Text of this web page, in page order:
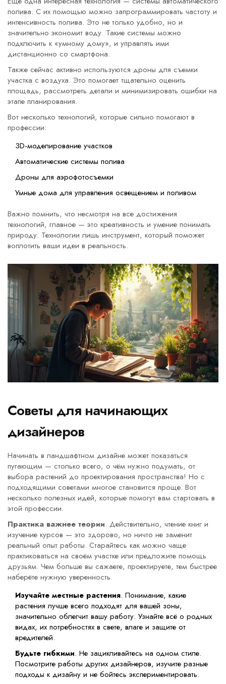
полива. С их помощью можно запрограммировать частоту и
интенсивность полива. Это не только удобно, но и
значительно экономит воду. Такие системы можно
подключить к «умному дому», и управлять ими
дистанционно со смартфона.
Также сейчас активно используются дроны для съемки
участка с воздуха. Это помогает тщательно оценить
площадь, рассмотреть детали и минимизировать ошибки на
этапе планирования.
Вот несколько технологий, которые сильно помогают в
профессии:
3D-моделирование участков
Автоматические системы полива
Дроны для аэрофотосъемки
Умные дома для управления освещением и поливом
Важно помнить, что несмотря на все достижения
технологий, главное — это креативность и умение понимать
природу. Технологии лишь инструмент, который поможет
воплотить ваши идеи в реальность.
Советы для начинающих
дизайнеров
Начинать в ландшафтном дизайне может показаться
пугающим — столько всего, о чём нужно подумать, от
выбора растений до проектирования пространства! Но с
подходящими советами многое становится проще. Вот
несколько полезных идей, которые помогут вам стартовать в
этой профессии.
Практика важнее теории. Действительно, чтение книг и
изучение курсов — это здорово, но ничто не заменит
реальный опыт работы. Старайтесь как можно чаще
практиковаться на своём участке или предложите помощь
друзьям. Чем больше вы сажаете, проектируете, тем быстрее
наберёте нужную уверенность.
Изучайте местные растения. Понимание, какие
растения лучше всего подходят для вашей зоны,
значительно облегчит вашу работу. Узнайте всё о родных
видах, их потребностях в свете, влаге и защите от
вредителей.
Будьте гибкими. Не зацикливайтесь на одном стиле.
Посмотрите работы других дизайнеров, изучите разные
подходы к дизайну и не бойтесь экспериментировать.